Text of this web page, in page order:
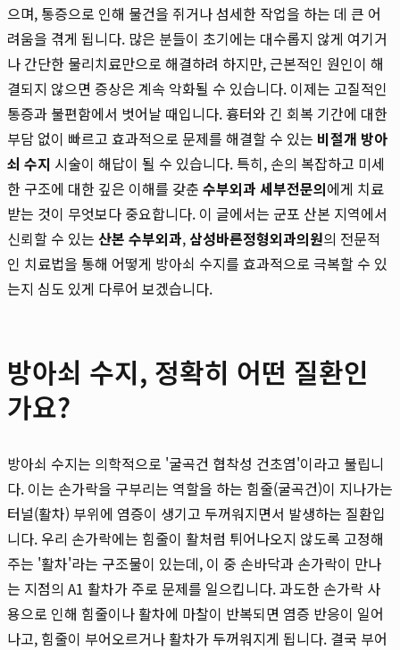
으며, 통증으로 인해 물건을 쥐거나 섬세한 작업을 하는 데 큰 어
려움을 겪게 됩니다. 많은 분들이 초기에는 대수롭지 않게 여기거
나 간단한 물리치료만으로 해결하려 하지만, 근본적인 원인이 해
결되지 않으면 증상은 계속 악화될 수 있습니다. 이제는 고질적인
통증과 불편함에서 벗어날 때입니다. 흉터와 긴 회복 기간에 대한
부담 없이 빠르고 효과적으로 문제를 해결할 수 있는 비절개 방아
쇠 수지 시술이 해답이 될 수 있습니다. 특히, 손의 복잡하고 미세
한 구조에 대한 깊은 이해를 갖춘 수부외과 세부전문의에게 치료
받는 것이 무엇보다 중요합니다. 이 글에서는 군포 산본 지역에서
신뢰할 수 있는 산본 수부외과, 삼성바른정형외과의원의 전문적
인 치료법을 통해 어떻게 방아쇠 수지를 효과적으로 극복할 수 있
는지 심도 있게 다루어 보겠습니다.
방아쇠 수지, 정확히 어떤 질환인
가요?
방아쇠 수지는 의학적으로 '굴곡건 협착성 건초염'이라고 불립니
다. 이는 손가락을 구부리는 역할을 하는 힘줄(굴곡건)이 지나가는
터널(활차) 부위에 염증이 생기고 두꺼워지면서 발생하는 질환입
니다. 우리 손가락에는 힘줄이 활처럼 튀어나오지 않도록 고정해
주는 '활차'라는 구조물이 있는데, 이 중 손바닥과 손가락이 만나
는 지점의 A1 활차가 주로 문제를 일으킵니다. 과도한 손가락 사
용으로 인해 힘줄이나 활차에 마찰이 반복되면 염증 반응이 일어
나고, 힘줄이 부어오르거나 활차가 두꺼워지게 됩니다. 결국 부어